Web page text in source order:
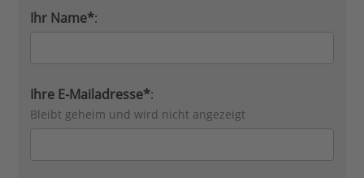
Ihr Name*:
Ihre E-Mailadresse*:
Bleibt geheim und wird nicht angezeigt